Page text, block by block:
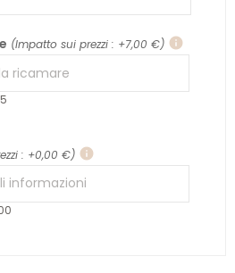
(Impatto sui prezzi : +7,00 €) info
: +0,00 €) info